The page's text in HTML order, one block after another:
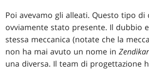
Poi avevamo gli alleati. Questo tipo
ovviamente stato presente. Il dubbio
stessa meccanica (notate che la
non ha mai avuto un nome inZendikar
una diversa. Il team di progettazione